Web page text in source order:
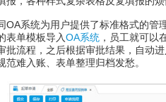
系统为用户提供了标准格式的管
表单模板导入OA系统 ，员工就可以
批流程，之后根据审批结果，自动
范难入账、表单整理归档发愁。